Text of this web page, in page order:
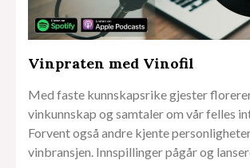
Vinpraten med Vinofil
Med faste kunnskapsrike gjester
vinkunnskap og samtaler om vår felles
Forvent også andre kjente
vinbransjen. Innspillinger pågår og